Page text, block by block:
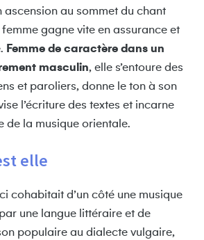
ascension au sommet du chant
gagne vite en assurance et
Femme de caractère dans un
masculin, elle s’entoure des
et paroliers, donne le ton à son
l’écriture des textes et incarne
de la musique orientale.
elle
cohabitait d’un côté une musique
une langue littéraire et de
populaire au dialecte vulgaire,